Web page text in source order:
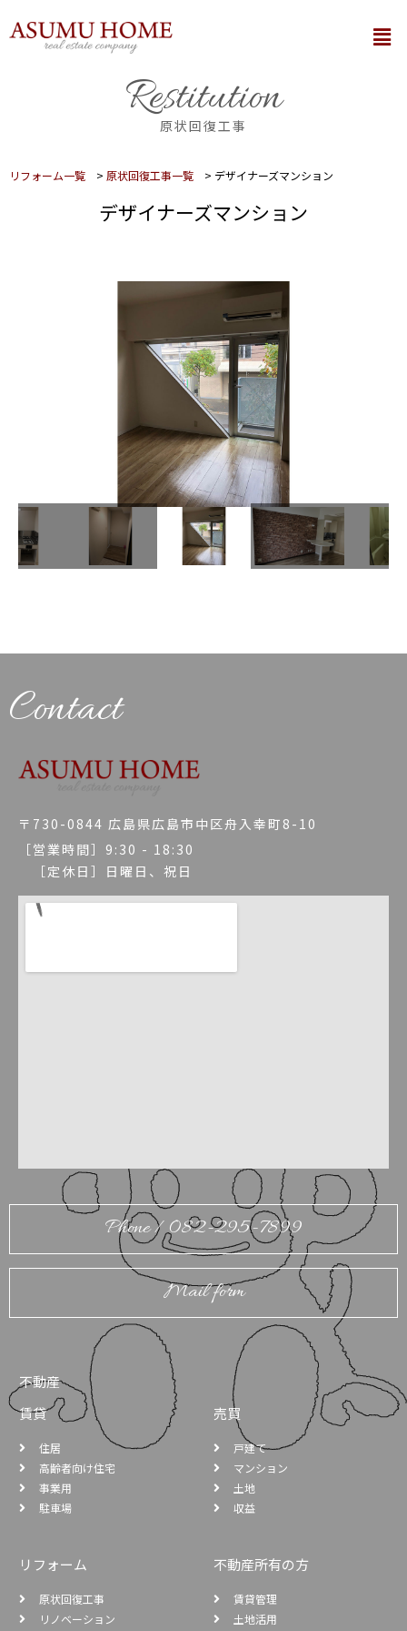
容
メ
ニ
Restitution
原状回復工事
リフォーム一覧 > 原状回復工事一覧 > デザイナーズマンション
デザイナーズマンション
Contact
〒730-0844 広島県広島市中区舟入幸町8-10
［営業時間］9:30 - 18:30
［定休日］日曜日、祝日
Phone / 082-295-7899
Mail form
不動産
賃貸
住居
高齢者向け住宅
事業用
駐車場
売買
戸建て
マンション
土地
収益
リフォーム
原状回復工事
リノベーション
不動産所有の方
賃貸管理
土地活用